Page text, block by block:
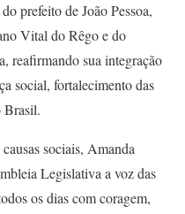
prefeito de João Pessoa,
Vital do Rêgo e do
reafirmando sua integração
social, fortalecimento das
Brasil.
sociais, Amanda
Legislativa a voz das
os dias com coragem,